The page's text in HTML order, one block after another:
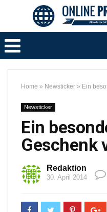
Home » Newsticker » Ein
Newsticker
Ein
Geschenk
Redaktion
30. April 2014